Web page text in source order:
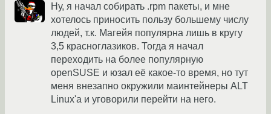
Ну, я начал собирать .rpm пакеты, и мне
хотелось приносить пользу большему числу
людей, т.к. Магейя популярна лишь в кругу
3,5 красноглазиков. Тогда я начал
переходить на более популярную
openSUSE и юзал её какое-то время, но тут
меня внезапно окружили маинтейнеры ALT
Linux'а и уговорили перейти на него.